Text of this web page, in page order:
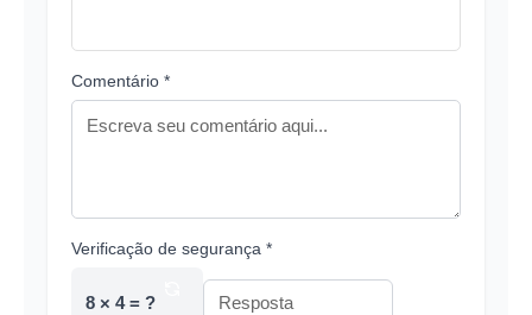
Comentário *
Verificação de segurança *
8 × 4 = ?